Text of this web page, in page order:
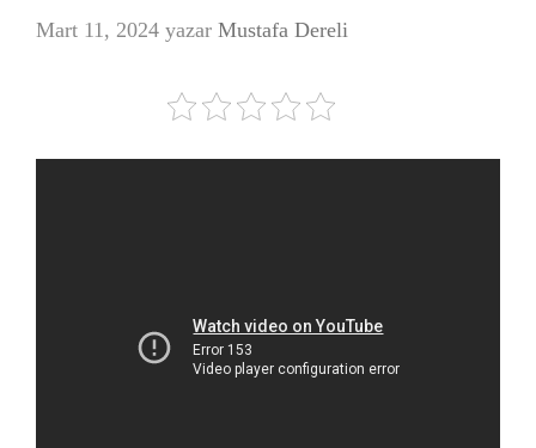
Mart 11, 2024 yazar Mustafa Dereli